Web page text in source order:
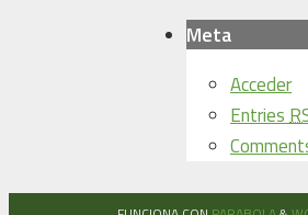
Meta
Acceder
Entries